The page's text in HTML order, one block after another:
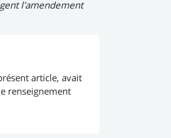
l'amendement
article, avait
renseignement